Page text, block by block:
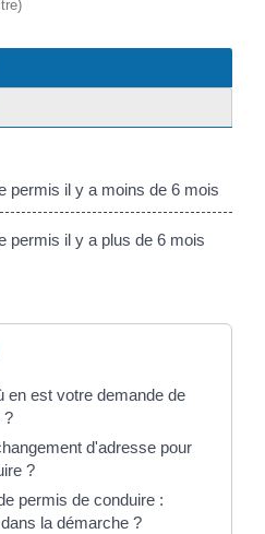
permis il y a moins de 6 mois
permis il y a plus de 6 mois
en est votre demande de
?
d'adresse pour
?
permis de conduire :
la démarche ?